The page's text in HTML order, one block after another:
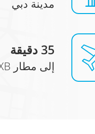
مدينة دبي
35 دقيقة
إلى مطار DXB